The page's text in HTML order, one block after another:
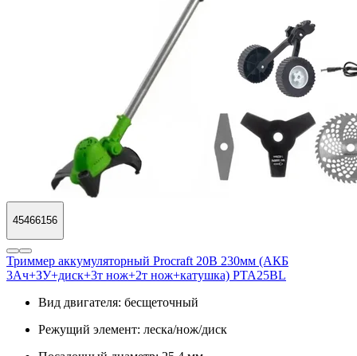
45466156
Триммер аккумуляторный Procraft 20В 230мм (АКБ
3Ач+ЗУ+диск+3т нож+2т нож+катушка) PTA25BL
Вид двигателя: бесщеточный
Режущий элемент: леска/нож/диск